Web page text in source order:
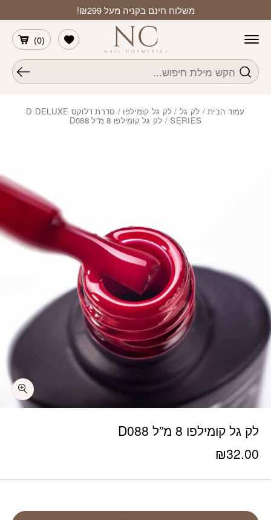
משלוח חינם בקניה מעל ₪299!
חיפוש
(
0
)
הרשימה שלי
עמוד הבית/ לק גל / לק גל קומילפו / סדרת דלוקס D DELUXE
SERIES/ לק גל קומילפו 8 מ”ל D088
לק גל קומילפו 8 מ”ל D088
₪32.00